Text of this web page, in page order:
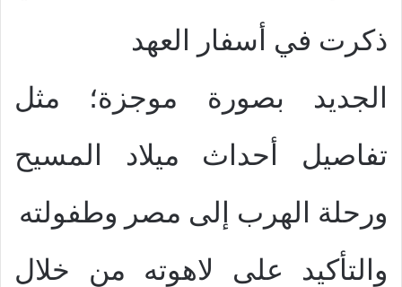
ذكرت في أسفار العهد
الجديد بصورة موجزة؛ مثل
تفاصيل أحداث ميلاد المسيح
ورحلة الهرب إلى مصر وطفولته
والتأكيد على لاهوته من خلال